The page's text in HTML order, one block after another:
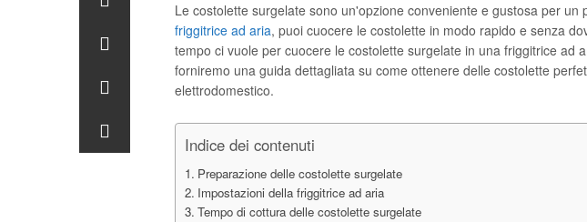
Le costolette surgelate sono un'opzione conveniente e gustosa per un
friggitrice ad aria, puoi cuocere le costolette in modo rapido e senza
tempo ci vuole per cuocere le costolette surgelate in una friggitrice ad
forniremo una guida dettagliata su come ottenere delle costolette
elettrodomestico.
Indice dei contenuti
Preparazione delle costolette surgelate
Impostazioni della friggitrice ad aria
Tempo di cottura delle costolette surgelate